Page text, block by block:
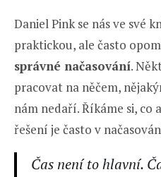
Daniel Pink se nás ve své
praktickou, ale často
správné načasování.
pracovat na něčem,
nám nedaří. Říkáme si, co
řešení je často v
Čas není to hlavní.